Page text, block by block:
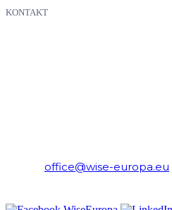
KONTAKT
office@wise-europa.eu